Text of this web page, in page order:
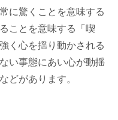
に驚くことを意味する
ことを意味する「喫
く心を揺り動かされる
い事態にあい心が動揺
どがあります。